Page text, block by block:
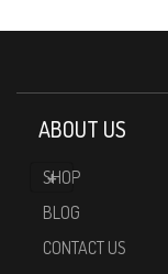
ABOUT US
SHOP
BLOG
CONTACT US